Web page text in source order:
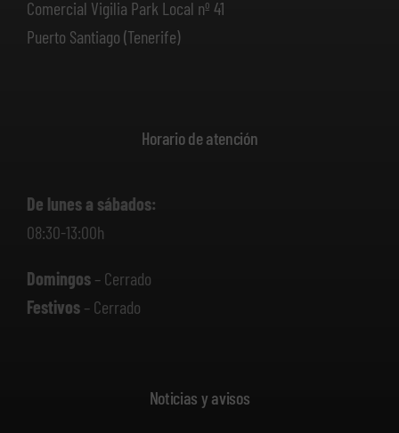
Comercial Vigilia Park Local nº 41
Puerto Santiago (Tenerife)
Horario de atención
De lunes a sábados:
08:30-13:00h
Domingos– Cerrado
Festivos– Cerrado
Noticias y avisos